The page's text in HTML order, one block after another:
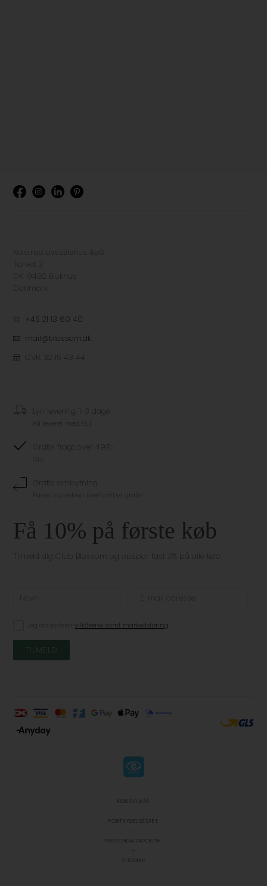
Kalstrup Livsstilshus ApS
Torvet 3
DK-9492 Blokhus
Danmark
+45 21 13 60 40
mail@blossom.dk
CVR: 32 15 43 44
Lyn levering, 1-3 dage
Få leveret med GLS
Gratis fragt over 499,-
Gratis ombytning
Passer størrelsen ikke? ombyt gratis
Få 10% på første køb
Tilmeld dig Club Blossom og opspar fast 3% på alle køb
Jeg accepterervilkårene samt markedsføring
KØBSVILKÅR
FORTRYDELSESRET
PERSONDATAPOLITIK
SITEMAP